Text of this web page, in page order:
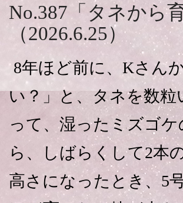
No.387「タネから
（2026.6.25）
8年ほど前に、Kさん
い？」と、タネを数
って、湿ったミズゴ
ら、しばらくして2本
高さになったとき、5